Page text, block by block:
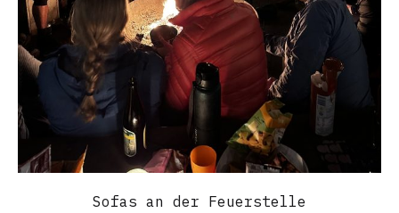
Sofas an der Feuerstelle